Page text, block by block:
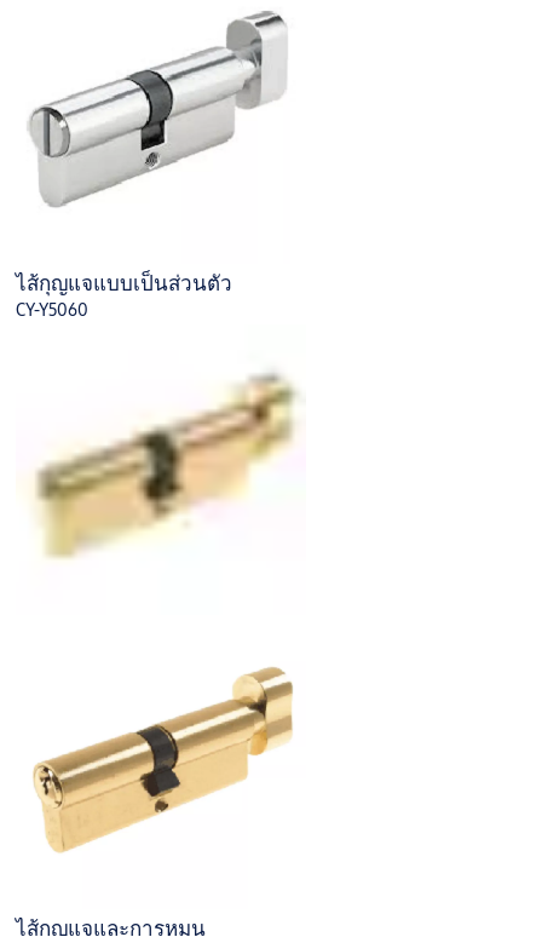
ไส้กุญแจแบบเป็นส่วนตัว
CY-Y5060
ไส้กุญแจและการหมุน